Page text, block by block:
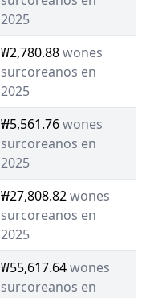
2025
₩2,780.88wones
surcoreanos en
2025
₩5,561.76wones
surcoreanos en
2025
₩27,808.82wones
surcoreanos en
2025
₩55,617.64wones
surcoreanos en